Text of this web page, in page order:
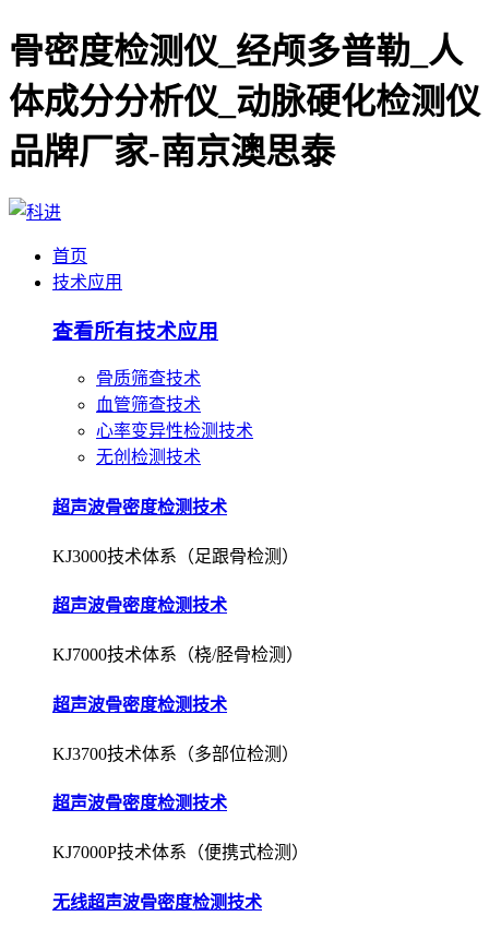
骨密度检测仪_经颅多普勒_人
体成分分析仪_动脉硬化检测仪
品牌厂家-南京澳思泰
首页
技术应用
查看所有技术应用
骨质筛查技术
血管筛查技术
心率变异性检测技术
无创检测技术
超声波骨密度检测技术
KJ3000技术体系（足跟骨检测）
超声波骨密度检测技术
KJ7000技术体系（桡/胫骨检测）
超声波骨密度检测技术
KJ3700技术体系（多部位检测）
超声波骨密度检测技术
KJ7000P技术体系（便携式检测）
无线超声波骨密度检测技术